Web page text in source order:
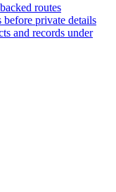
routes
private details
and records under